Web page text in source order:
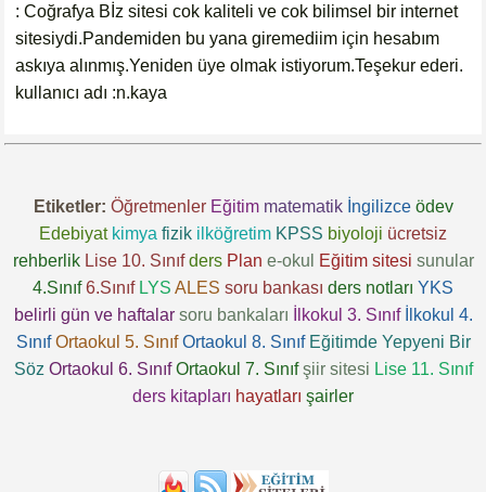
: Coğrafya Bİz sitesi cok kaliteli ve cok bilimsel bir internet
sitesiydi.Pandemiden bu yana giremediim için hesabım
askıya alınmış.Yeniden üye olmak istiyorum.Teşekur ederi.
kullanıcı adı :n.kaya
Etiketler: Öğretmenler Eğitim matematik İngilizce ödev
Edebiyat kimya fizik ilköğretim KPSS biyoloji ücretsiz
rehberlik Lise 10. Sınıf ders Plan e-okul Eğitim sitesi sunular
4.Sınıf 6.Sınıf LYS ALES soru bankası ders notları YKS
belirli gün ve haftalar soru bankaları İlkokul 3. Sınıf
İlkokul 4.
Sınıf Ortaokul 5. Sınıf Ortaokul 8. Sınıf Eğitimde Yepyeni Bir
Söz Ortaokul 6. Sınıf Ortaokul 7. Sınıf şiir sitesi Lise 11. Sınıf
ders kitapları hayatları şairler